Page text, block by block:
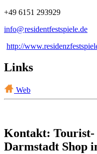
+49 6151 293929
info@residentfestspiele.de
http://
Links
Web
Kontakt:
Darmstadt Shop